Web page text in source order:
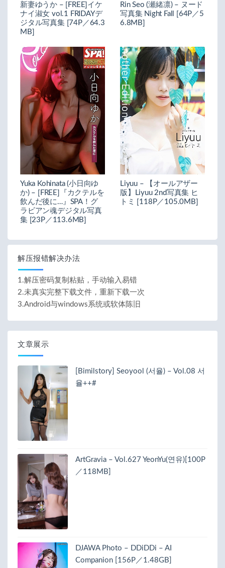
新妻ゆうか – [FREE]イケ
ナイ淑女 vol.1 FRIDAYデ
ジタル写真集 [74P／64.3
MB]
Rin Seo (瀬緒凛) – ヌード
写真集 Night Fall [64P／5
6.8MB]
Yuka Kohinata (小日向ゆ
か) – [FREE]『カクテルを
飲んだ後に…』SPA！グ
ラビアン魂デジタル写真
集 [23P／113.6MB]
Liyuu – 【オールアザー
版】Liyuu 2nd写真集 ヒ
トミ [118P／105.0MB]
解压报错解决办法
1.解压密码复制粘贴，手动输入易错
2.未真实完整下载文件，重新下载一次
3.Android与windows系统或软体陈旧
文章展示
[Bimilstory] Seoyool (서율) – Vol.08 서
율++#
ArtGravia – Vol.627 YeonYu(연유)[100P
／118MB]
DJAWA Photo – DDiDDi – AI
Companion [156P／1.48GB]